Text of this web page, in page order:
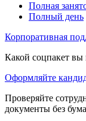
Полная
Полный день
Корпоративная
Какой соцпакет вы
Оформляйте
Проверяйте
документы без